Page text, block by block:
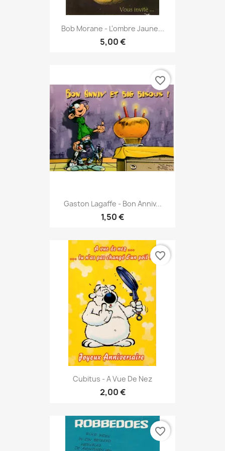
Bob Morane - L'ombre Jaune...
5,00 €
Gaston Lagaffe - Bon Anniv...
1,50 €
favorite_border
Cubitus - A Vue De Nez
2,00 €
favorite_border
favorite_border